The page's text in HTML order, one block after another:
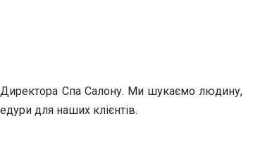
Директора Спа Салону. Ми шукаємо людину,
для наших клієнтів.